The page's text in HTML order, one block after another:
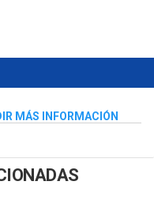
MÁS INFORMACIÓN